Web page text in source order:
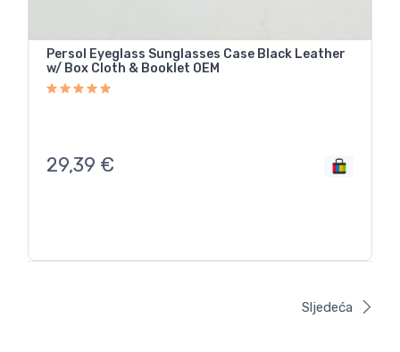
Persol Eyeglass Sunglasses Case Black Leather
w/ Box Cloth & Booklet OEM
29,39 €
Sljedeća